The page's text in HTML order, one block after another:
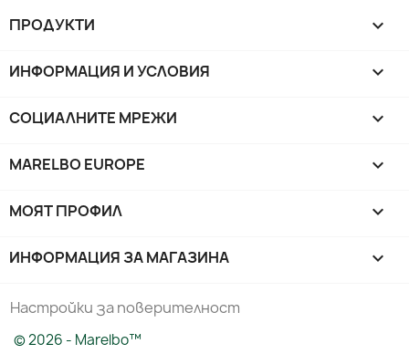
ПРОДУКТИ 
ИНФОРМАЦИЯ И УСЛОВИЯ 
СОЦИАЛНИТЕ МРЕЖИ 
MARELBO EUROPE 
МОЯТ ПРОФИЛ 
ИНФОРМАЦИЯ ЗА МАГАЗИНА keyboard_arrow_down
Настройки за поверителност
© 2026 - Marelbo™